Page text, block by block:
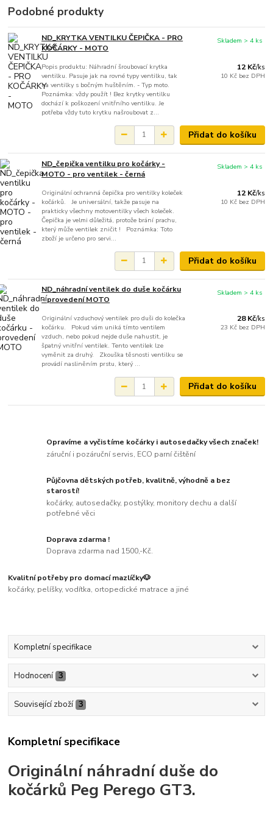
Podobné produkty
ND_KRYTKA VENTILKU ČEPIČKA - PRO
KOČÁRKY - MOTO
Popis produktu: Náhradní šroubovací krytka
ventilku. Pasuje jak na rovné typy ventilku, tak
na ventilky s bočným huštěním. - Typ moto.
Poznámka: vždy použít ! Bez krytky ventilku
dochází k poškození vnitřního ventilku. Je
potřeba vždy tuto krytku našroubovat z...
12 Kč/ks
10 Kč bez DPH
Skladem > 4 ks
Přidat do košíku
ND_čepička ventilku pro kočárky -
MOTO - pro ventilek - černá
Originální ochranná čepička pro ventilky koleček
kočárků. Je universální, takže pasuje na
prakticky všechny motoventilky všech koleček.
Čepička je velmi důležitá, protože brání prachu,
který může ventilek zničit ! Poznámka: Toto
zboží je určeno pro servi...
12 Kč/ks
10 Kč bez DPH
Skladem > 4 ks
Přidat do košíku
ND_náhradní ventilek do duše kočárku
- provedení MOTO
Originální vzduchový ventilek pro duši do kolečka
kočárku. Pokud vám uniká tímto ventilem
vzduch, nebo pokud nejde duše nahustit, je
špatný vnitřní ventilek. Tento ventilek lze
vyměnit za druhý. Zkouška těsnosti ventilku se
provádí nasliněním prstu, který ...
28 Kč/ks
23 Kč bez DPH
Skladem > 4 ks
Přidat do košíku
Opravíme a vyčistíme kočárky i autosedačky všech značek!
záruční i pozáruční servis, ECO parní čištění
Půjčovna dětských potřeb, kvalitně, výhodně a bez
starostí!
kočárky, autosedačky, postýlky, monitory dechu a další
potřebné věci
Doprava zdarma !
Doprava zdarma nad 1500,-Kč.
Kvalitní potřeby pro domací mazlíčky🐶
kočárky, pelíšky, vodítka, ortopedické matrace a jiné
Kompletní specifikace
Hodnocení 3
Související zboží 3
Kompletní specifikace
Originální náhradní duše do
kočárků Peg Perego GT3.